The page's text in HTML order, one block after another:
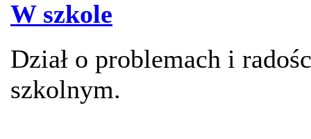
W szkole
Dział o problemach i
szkolnym.